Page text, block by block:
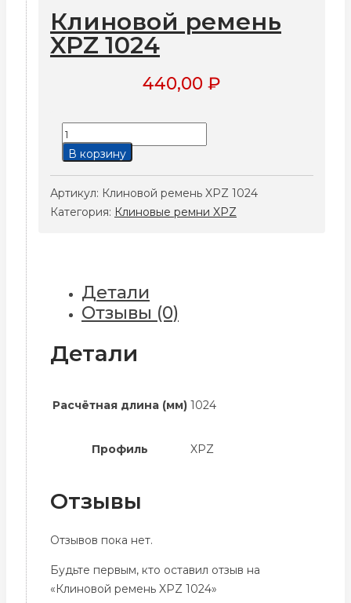
Клиновой ремень
XPZ 1024
440,00 ₽
Количество
товара
ремень
XPZ
В корзину
Артикул: Клиновой ремень XPZ 1024
Категория: Клиновые ремни XPZ
Детали
Отзывы (0)
Детали
Расчётная длина (мм) 1024
Профиль XPZ
Отзывы
Отзывов пока нет.
Будьте первым, кто оставил отзыв на
«Клиновой ремень XPZ 1024»